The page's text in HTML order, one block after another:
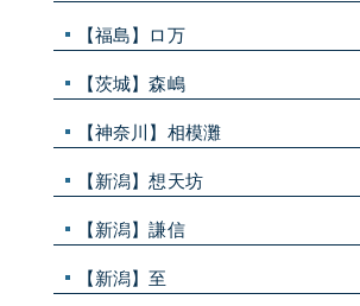
【福島】ロ万
【茨城】森嶋
【神奈川】相模灘
【新潟】想天坊
【新潟】謙信
【新潟】至